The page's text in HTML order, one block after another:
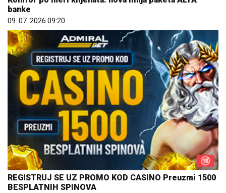
banke
09. 07. 2026 09:20
REGISTRUJ SE UZ PROMO KOD CASINO Preuzmi 1500
BESPLATNIH SPINOVA